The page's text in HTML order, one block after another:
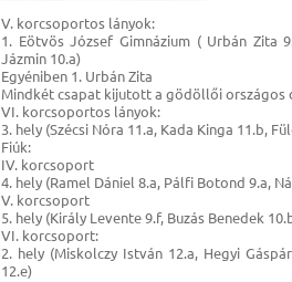
V. korcsoportos lányok:
1. Eötvös József Gimnázium ( Urbán Zita
Jázmin 10.a)
Egyéniben 1. Urbán Zita
Mindkét csapat kijutott a gödöllői országos
VI. korcsoportos lányok:
3. hely (Szécsi Nóra 11.a, Kada Kinga 11.b,
Fiúk:
IV. korcsoport
4. hely (Ramel Dániel 8.a, Pálfi Botond 9.a,
V. korcsoport
5. hely (Király Levente 9.f, Buzás Benedek
VI. korcsoport:
2. hely (Miskolczy István 12.a, Hegyi
12.e)